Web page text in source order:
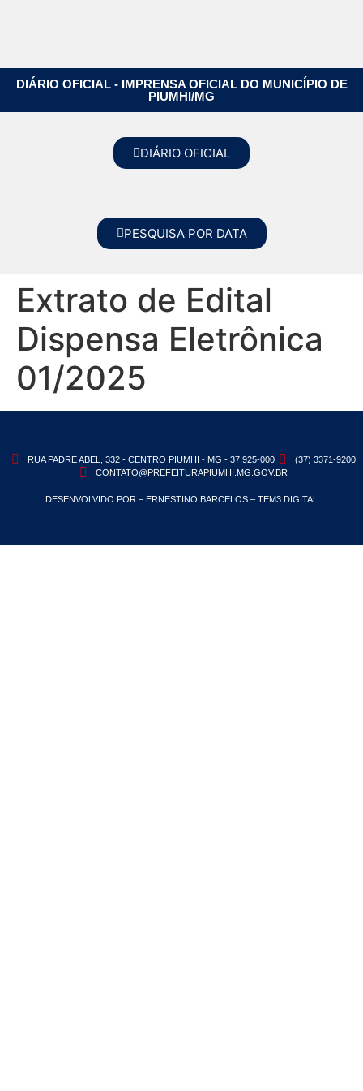
DIÁRIO OFICIAL - IMPRENSA OFICIAL DO MUNICÍPIO DE
PIUMHI/MG
DIÁRIO OFICIAL
PESQUISA POR DATA
Extrato de Edital
Dispensa Eletrônica
01/2025
RUA PADRE ABEL, 332 - CENTRO PIUMHI - MG - 37.925-000
(37) 3371-9200
CONTATO@PREFEITURAPIUMHI.MG.GOV.BR
DESENVOLVIDO POR – ERNESTINO BARCELOS – TEM3.DIGITAL